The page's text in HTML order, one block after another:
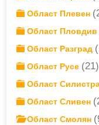
Област Плевен
Област Пловдив
Област Разград
Област Русе (21)
Област
Област Сливен
Област Смолян